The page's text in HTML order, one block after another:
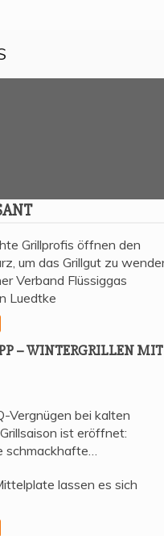
– WIN­TER­GRIL­LEN MIT
Vergnügen bei kalten
ist eröffnet: